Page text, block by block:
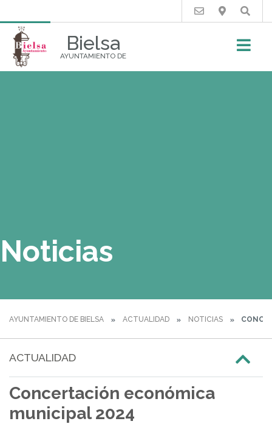
Bielsa
AYUNTAMIENTO DE
Buscar
Noticias
AYUNTAMIENTO DE BIELSA ACTUALIDAD NOTICIAS
ACTUALIDAD
Concertación económica
municipal 2024